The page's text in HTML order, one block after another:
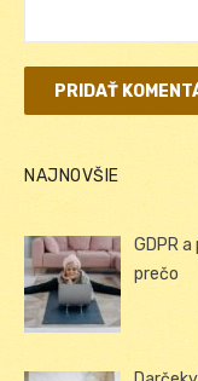
NAJNOVŠIE
GDPR
prečo